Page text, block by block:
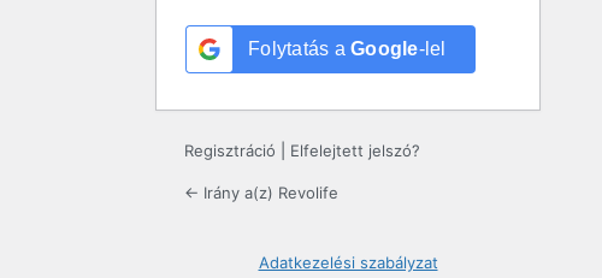
Folytatás a Google-lel
Regisztráció Elfelejtett jelszó?
← Irány a(z) Revolife
Adatkezelési szabályzat